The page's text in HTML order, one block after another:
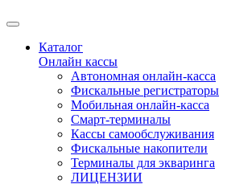
Каталог
Онлайн кассы
Автономная онлайн-касса
Фискальные регистраторы
Мобильная онлайн-касса
Смарт-терминалы
Кассы самообслуживания
Фискальные накопители
Терминалы для экваринга
ЛИЦЕНЗИИ